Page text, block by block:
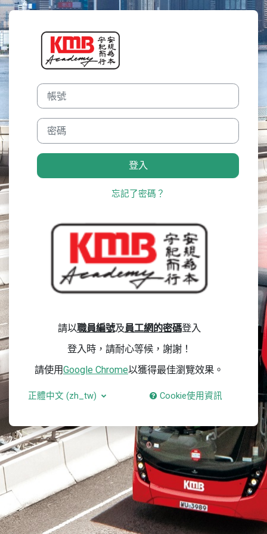
跳至主內容
登入到九巴學院 KMB
帳號
密碼
登入
忘記了密碼？
請以職員編號及員工網的密碼登入
登入時，請耐心等候，謝謝！
請使用Google Chrome以獲得最佳瀏覽效果。
正體中文 ‎(zh_tw)‎ Cookie使用資訊